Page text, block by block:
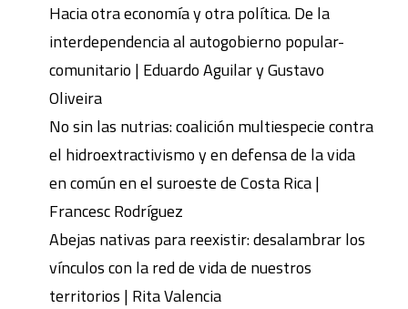
Hacia otra economía y otra política. De la
interdependencia al autogobierno popular-
comunitario | Eduardo Aguilar y Gustavo
Oliveira
No sin las nutrias: coalición multiespecie contra
el hidroextractivismo y en defensa de la vida
en común en el suroeste de Costa Rica |
Francesc Rodríguez
Abejas nativas para reexistir: desalambrar los
vínculos con la red de vida de nuestros
territorios | Rita Valencia